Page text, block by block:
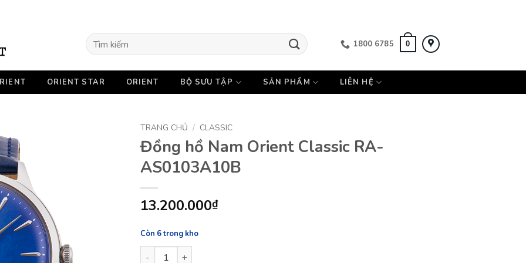
Tìm
kiếm:
1800 6785 0
ORIENT STAR ORIENT BỘ SƯU TẬP SẢN PHẨM LIÊN HỆ
TRANG CHỦ / CLASSIC
Đồng hồ Nam Orient Classic RA-
AS0103A10B
13.200.000₫
Còn 6 trong kho
Đồng hồ Nam Orient Classic RA-AS0103A10B số lượng